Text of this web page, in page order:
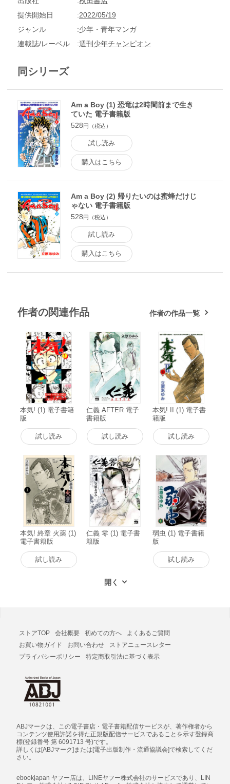
提供開始日
2022/05/19
ジャンル
少年・青年マンガ
連載誌/レーベル
週刊少年チャンピオン
同シリーズ
Am a Boy (1) 恐竜は2時間前まで生き
ていた 電子書籍版
528円（税込）
試し読み
購入はこちら
Am a Boy (2) 帰りたいのは蜜蜂だけじ
ゃない 電子書籍版
528円（税込）
試し読み
購入はこちら
作者の関連作品 作者の作品一覧
本気! (1) 電子書籍
版
試し読み
仁義 AFTER 電子
書籍版
試し読み
本気! II (1) 電子書
籍版
試し読み
本気! 終章 火薬 (1)
電子書籍版
試し読み
仁義 零 (1) 電子書
籍版
弱虫 (1) 電子書籍
版
試し読み
ストアTOP 会社概要 初めての方へ
よくあるご質問
お買い物ガイド
お問い合わせ
ストアニュースレター
プライバシーポリシー
特定商取引法に基づく表示
ABJマークは、この電子書店・電子書籍配信サービスが、著作権者から
コンテンツ使用許諾を得た正規版配信サービスであることを示す登録商
標(登録番号 第 6091713 号)です。
詳しくは[ABJマーク]または[電子出版制作・流通協議会]で検索してくだ
さい。
ebookjapan ヤフー店は、LINEヤフー株式会社のサービスであり、LIN